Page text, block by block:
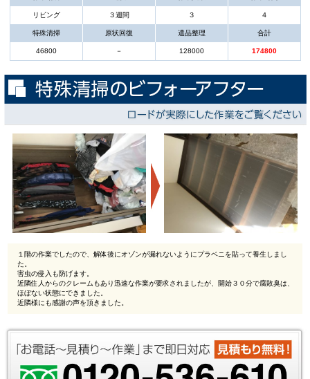
リビング ３週間 ３ ４
特殊清掃 原状回復 遺品整理 合計
46800 － 128000 174800
１階の作業でしたので、解体後にオゾンが漏れないようにプラベニを貼って養生しまし
た。
害虫の侵入も防げます。
近隣住人からのクレームもあり迅速な作業が要求されましたが、開始３０分で腐敗臭は、
ほぼない状態にできました。
近隣様にも感謝の声を頂きました。